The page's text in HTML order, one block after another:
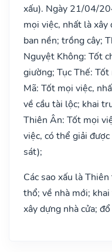
xấu). Ngày 21/04/
mọi việc, nhất là
ban nền; trồng cây;
Nguyệt Không: Tốt
giường; Tục Thế:
Mã: Tốt mọi việc,
về cầu tài lộc; khai
Thiên Ân: Tốt mọi
việc, có thể giải
sát);
Các sao xấu là
thổ; về nhà mới;
xây dựng nhà cửa;